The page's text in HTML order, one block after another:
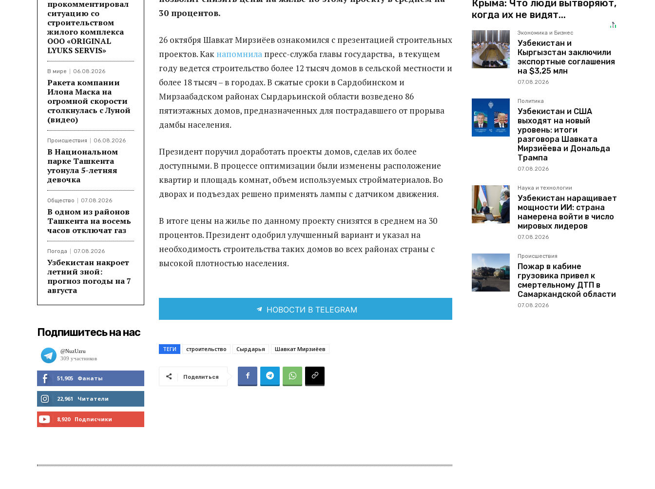
прокомментировал
ситуацию со
строительством
жилого комплекса
ООО «ORIGINAL
LYUKS SERVIS»
В мире 06.08.2026
Ракета компании
Илона Маска на
огромной скорости
столкнулась с Луной
(видео)
Происшествия 06.08.2026
В Национальном
парке Ташкента
утонула 5-летняя
девочка
Общество 07.08.2026
В одном из районов
Ташкента на восемь
часов отключат газ
Погода 07.08.2026
Узбекистан накроет
летний зной:
прогноз погоды на 7
августа
Подпишитесь на нас
51,905 Фанаты
МНЕ НРАВИТСЯ
22,961 Читатели
8,920 Подписчики
30 процентов.
26 октября Шавкат Мирзиёев ознакомился с презентацией строительных
проектов. Как напомнила пресс-служба главы государства, в текущем
году ведется строительство более 12 тысяч домов в сельской местности и
более 18 тысяч – в городах. В сжатые сроки в Сардобинском и
Мирзаабадском районах Сырдарьинской области возведено 86
пятиэтажных домов, предназначенных для пострадавшего от прорыва
дамбы населения.
Президент поручил доработать проекты домов, сделав их более
доступными. В процессе оптимизации были изменены расположение
квартир и площадь комнат, объем используемых стройматериалов. Во
дворах и подъездах решено применять лампы с датчиком движения.
В итоге цены на жилье по данному проекту снизятся в среднем на 30
процентов. Президент одобрил улучшенный вариант и указал на
необходимость строительства таких домов во всех районах страны с
высокой плотностью населения.
НОВОСТИ В TELEGRAM
ТЕГИ строительство Сырдарья Шавкат Мирзиёев
Поделиться
Крыма: Что люди вытворяют,
когда их не видят...
Экономика и Бизнес
Узбекистан и
Кыргызстан заключили
экспортные соглашения
на $3,25 млн
07.08.2026
Политика
Узбекистан и США
выходят на новый
уровень: итоги
разговора Шавката
Мирзиёева и Дональда
Трампа
07.08.2026
Наука и технологии
Узбекистан наращивает
мощности ИИ: страна
намерена войти в число
мировых лидеров
07.08.2026
Происшествия
Пожар в кабине
грузовика привел к
смертельному ДТП в
Самаркандской области
07.08.2026